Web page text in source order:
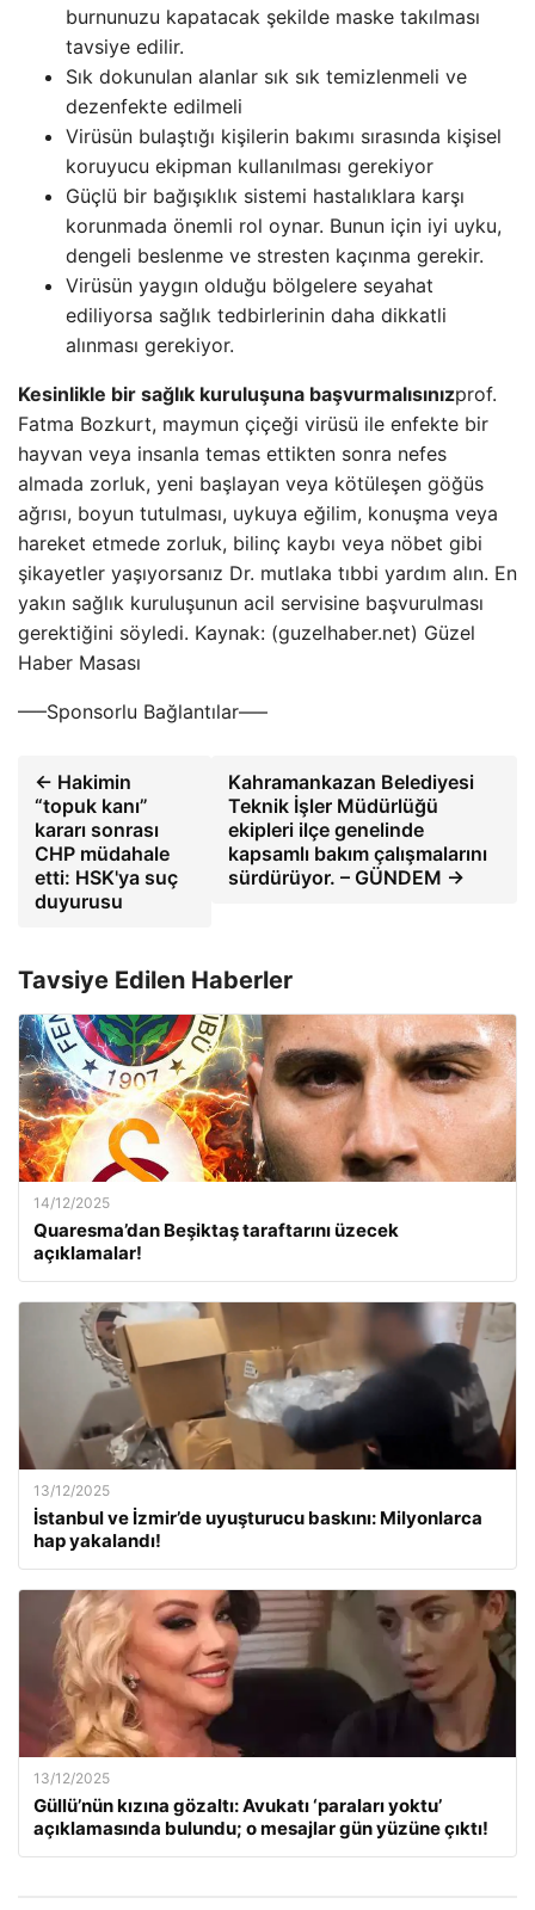
burnunuzu kapatacak şekilde maske takılması
tavsiye edilir.
Sık dokunulan alanlar sık ​​sık temizlenmeli ve
dezenfekte edilmeli
Virüsün bulaştığı kişilerin bakımı sırasında kişisel
koruyucu ekipman kullanılması gerekiyor
Güçlü bir bağışıklık sistemi hastalıklara karşı
korunmada önemli rol oynar. Bunun için iyi uyku,
dengeli beslenme ve stresten kaçınma gerekir.
Virüsün yaygın olduğu bölgelere seyahat
ediliyorsa sağlık tedbirlerinin daha dikkatli
alınması gerekiyor.
Kesinlikle bir sağlık kuruluşuna başvurmalısınızprof.
Fatma Bozkurt, maymun çiçeği virüsü ile enfekte bir
hayvan veya insanla temas ettikten sonra nefes
almada zorluk, yeni başlayan veya kötüleşen göğüs
ağrısı, boyun tutulması, uykuya eğilim, konuşma veya
hareket etmede zorluk, bilinç kaybı veya nöbet gibi
şikayetler yaşıyorsanız Dr. mutlaka tıbbi yardım alın. En
yakın sağlık kuruluşunun acil servisine başvurulması
gerektiğini söyledi. Kaynak: (guzelhaber.net) Güzel
Haber Masası
—–Sponsorlu Bağlantılar—–
← Hakimin
“topuk kanı”
kararı sonrası
CHP müdahale
etti: HSK'ya suç
duyurusu
Kahramankazan Belediyesi
Teknik İşler Müdürlüğü
ekipleri ilçe genelinde
kapsamlı bakım çalışmalarını
sürdürüyor. – GÜNDEM →
Tavsiye Edilen Haberler
14/12/2025
Quaresma’dan Beşiktaş taraftarını üzecek
açıklamalar!
13/12/2025
İstanbul ve İzmir’de uyuşturucu baskını: Milyonlarca
hap yakalandı!
13/12/2025
Güllü’nün kızına gözaltı: Avukatı ‘paraları yoktu’
açıklamasında bulundu; o mesajlar gün yüzüne çıktı!